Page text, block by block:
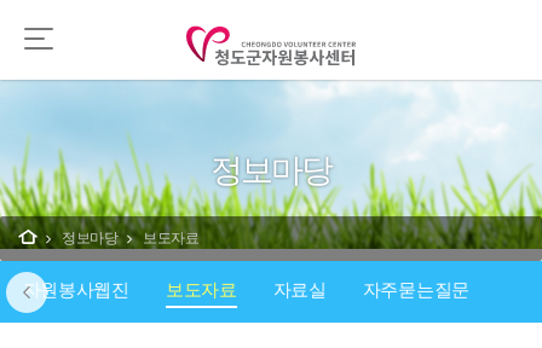
정보마당
정보마당 보도자료
자원봉사웹진 보도자료 자료실 자주묻는질문